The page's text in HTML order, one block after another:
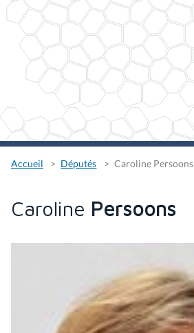
Accueil Députés Caroline Persoons
Caroline Persoons